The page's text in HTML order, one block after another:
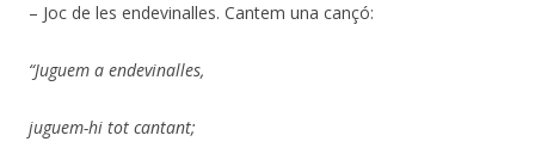
– Joc de les endevinalles. Cantem una cançó:
“Juguem a endevinalles,
juguem-hi tot cantant;